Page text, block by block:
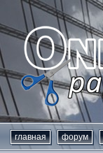
главная форум